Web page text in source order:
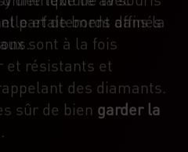
et de bords affinés
parfaitement dans la
sont à la fois
et résistants et
des diamants.
sûr de bien garder la